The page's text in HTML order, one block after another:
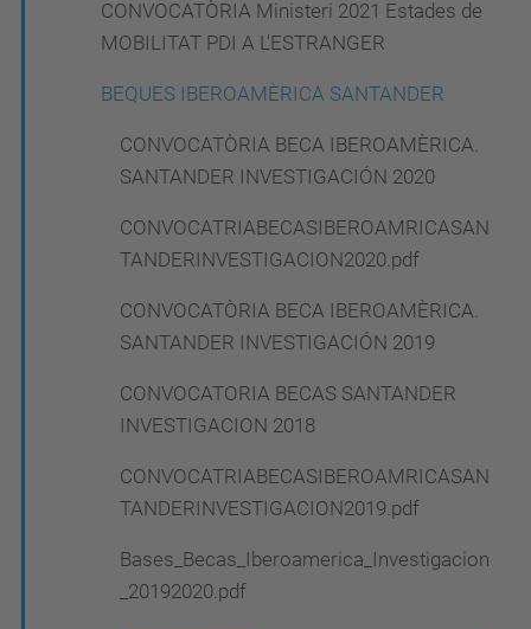
CONVOCATÒRIA Ministeri 2021 Estades de
MOBILITAT PDI A L'ESTRANGER
BEQUES IBEROAMÈRICA SANTANDER
CONVOCATÒRIA BECA IBEROAMÈRICA.
SANTANDER INVESTIGACIÓN 2020
CONVOCATRIABECASIBEROAMRICASAN
TANDERINVESTIGACION2020.pdf
CONVOCATÒRIA BECA IBEROAMÈRICA.
SANTANDER INVESTIGACIÓN 2019
CONVOCATORIA BECAS SANTANDER
INVESTIGACION 2018
CONVOCATRIABECASIBEROAMRICASAN
TANDERINVESTIGACION2019.pdf
Bases_Becas_Iberoamerica_Investigacion
_20192020.pdf